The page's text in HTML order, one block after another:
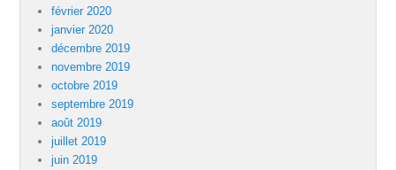
février 2020
janvier 2020
décembre 2019
novembre 2019
octobre 2019
septembre 2019
août 2019
juillet 2019
juin 2019